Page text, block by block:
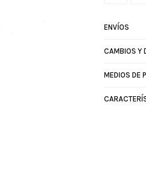
ENVÍOS
CAMBIOS Y
MEDIOS DE